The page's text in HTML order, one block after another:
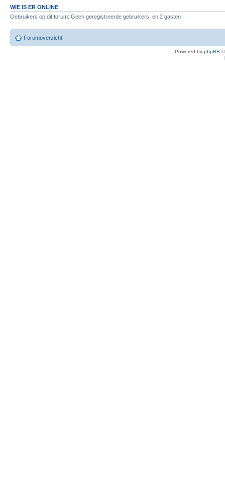
WIE IS ER ONLINE
Gebruikers op dit forum: Geen geregistreerde gebruikers. en 2 gasten
Forumoverzicht
Powered by phpBB